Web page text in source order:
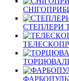
СТЕПЛЕРИ